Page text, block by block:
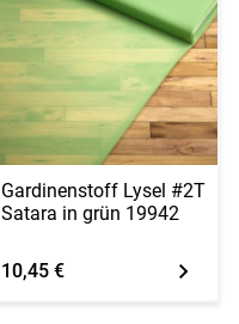
Gardinenstoff Lysel #2T
Satara in grün 19942
10,45 €